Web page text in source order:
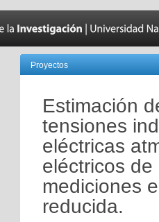
Proyectos
Estimación
tensiones
eléctricas
eléctricos
mediciones
reducida.